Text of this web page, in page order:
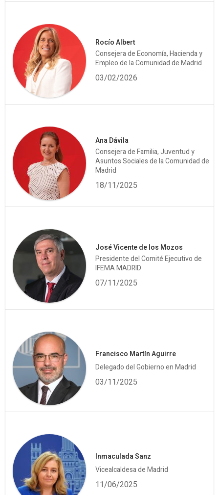
Rocío Albert
Consejera de Economía, Hacienda y
Empleo de la Comunidad de Madrid
03/02/2026
Ana Dávila
Consejera de Familia, Juventud y
Asuntos Sociales de la Comunidad de
Madrid
18/11/2025
José Vicente de los Mozos
Presidente del Comité Ejecutivo de
IFEMA MADRID
07/11/2025
Francisco Martín Aguirre
Delegado del Gobierno en Madrid
03/11/2025
Inmaculada Sanz
Vicealcaldesa de Madrid
11/06/2025